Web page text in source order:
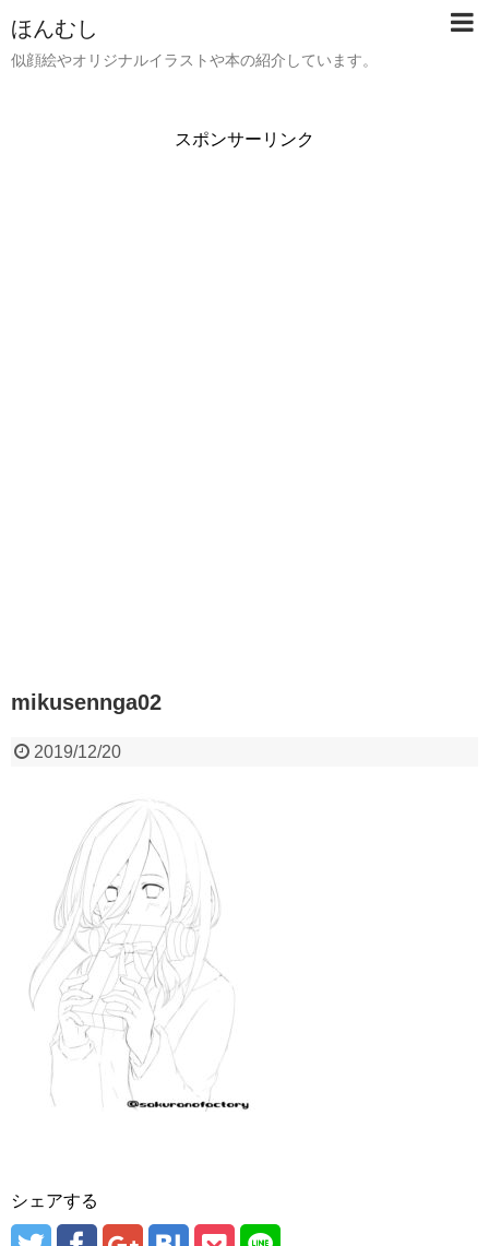
ほんむし
似顔絵やオリジナルイラストや本の紹介しています。
スポンサーリンク
mikusennga02
2019/12/20
シェアする